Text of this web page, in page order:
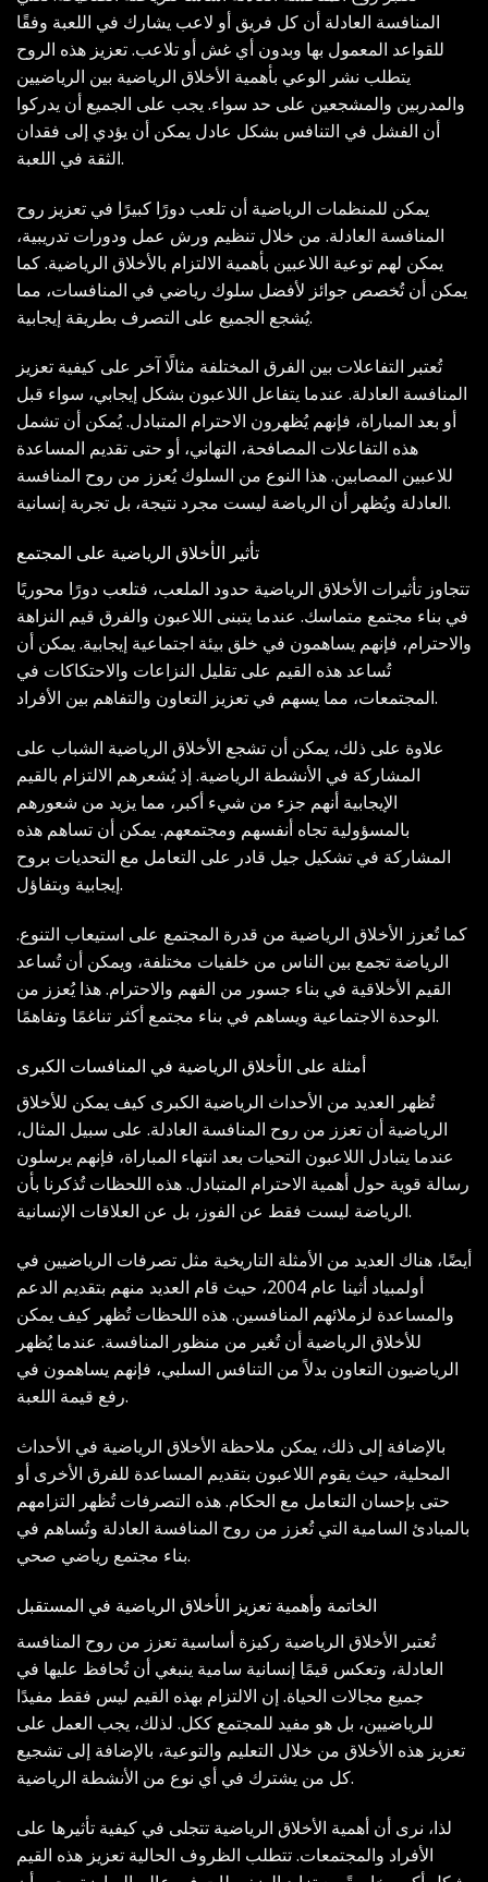
المنافسة العادلة أن كل فريق أو لاعب يشارك في اللعبة وفقًا
للقواعد المعمول بها وبدون أي غش أو تلاعب. تعزيز هذه الروح
يتطلب نشر الوعي بأهمية الأخلاق الرياضية بين الرياضيين
والمدربين والمشجعين على حد سواء. يجب على الجميع أن يدركوا
أن الفشل في التنافس بشكل عادل يمكن أن يؤدي إلى فقدان
الثقة في اللعبة.
يمكن للمنظمات الرياضية أن تلعب دورًا كبيرًا في تعزيز روح
المنافسة العادلة. من خلال تنظيم ورش عمل ودورات تدريبية،
يمكن لهم توعية اللاعبين بأهمية الالتزام بالأخلاق الرياضية. كما
يمكن أن تُخصص جوائز لأفضل سلوك رياضي في المنافسات، مما
يُشجع الجميع على التصرف بطريقة إيجابية.
تُعتبر التفاعلات بين الفرق المختلفة مثالًا آخر على كيفية تعزيز
المنافسة العادلة. عندما يتفاعل اللاعبون بشكل إيجابي، سواء قبل
أو بعد المباراة، فإنهم يُظهرون الاحترام المتبادل. يُمكن أن تشمل
هذه التفاعلات المصافحة، التهاني، أو حتى تقديم المساعدة
للاعبين المصابين. هذا النوع من السلوك يُعزز من روح المنافسة
العادلة ويُظهر أن الرياضة ليست مجرد نتيجة، بل تجربة إنسانية.
تأثير الأخلاق الرياضية على المجتمع
تتجاوز تأثيرات الأخلاق الرياضية حدود الملعب، فتلعب دورًا محوريًا
في بناء مجتمع متماسك. عندما يتبنى اللاعبون والفرق قيم النزاهة
والاحترام، فإنهم يساهمون في خلق بيئة اجتماعية إيجابية. يمكن أن
تُساعد هذه القيم على تقليل النزاعات والاحتكاكات في
المجتمعات، مما يسهم في تعزيز التعاون والتفاهم بين الأفراد.
علاوة على ذلك، يمكن أن تشجع الأخلاق الرياضية الشباب على
المشاركة في الأنشطة الرياضية. إذ يُشعرهم الالتزام بالقيم
الإيجابية أنهم جزء من شيء أكبر، مما يزيد من شعورهم
بالمسؤولية تجاه أنفسهم ومجتمعهم. يمكن أن تساهم هذه
المشاركة في تشكيل جيل قادر على التعامل مع التحديات بروح
إيجابية وبتفاؤل.
كما تُعزز الأخلاق الرياضية من قدرة المجتمع على استيعاب التنوع.
الرياضة تجمع بين الناس من خلفيات مختلفة، ويمكن أن تُساعد
القيم الأخلاقية في بناء جسور من الفهم والاحترام. هذا يُعزز من
الوحدة الاجتماعية ويساهم في بناء مجتمع أكثر تناغمًا وتفاهمًا.
أمثلة على الأخلاق الرياضية في المنافسات الكبرى
تُظهر العديد من الأحداث الرياضية الكبرى كيف يمكن للأخلاق
الرياضية أن تعزز من روح المنافسة العادلة. على سبيل المثال،
عندما يتبادل اللاعبون التحيات بعد انتهاء المباراة، فإنهم يرسلون
رسالة قوية حول أهمية الاحترام المتبادل. هذه اللحظات تُذكرنا بأن
الرياضة ليست فقط عن الفوز، بل عن العلاقات الإنسانية.
أيضًا، هناك العديد من الأمثلة التاريخية مثل تصرفات الرياضيين في
أولمبياد أثينا عام 2004، حيث قام العديد منهم بتقديم الدعم
والمساعدة لزملائهم المنافسين. هذه اللحظات تُظهر كيف يمكن
للأخلاق الرياضية أن تُغير من منظور المنافسة. عندما يُظهر
الرياضيون التعاون بدلاً من التنافس السلبي، فإنهم يساهمون في
رفع قيمة اللعبة.
بالإضافة إلى ذلك، يمكن ملاحظة الأخلاق الرياضية في الأحداث
المحلية، حيث يقوم اللاعبون بتقديم المساعدة للفرق الأخرى أو
حتى بإحسان التعامل مع الحكام. هذه التصرفات تُظهر التزامهم
بالمبادئ السامية التي تُعزز من روح المنافسة العادلة وتُساهم في
بناء مجتمع رياضي صحي.
الخاتمة وأهمية تعزيز الأخلاق الرياضية في المستقبل
تُعتبر الأخلاق الرياضية ركيزة أساسية تعزز من روح المنافسة
العادلة، وتعكس قيمًا إنسانية سامية ينبغي أن تُحافظ عليها في
جميع مجالات الحياة. إن الالتزام بهذه القيم ليس فقط مفيدًا
للرياضيين، بل هو مفيد للمجتمع ككل. لذلك، يجب العمل على
تعزيز هذه الأخلاق من خلال التعليم والتوعية، بالإضافة إلى تشجيع
كل من يشترك في أي نوع من الأنشطة الرياضية.
لذا، نرى أن أهمية الأخلاق الرياضية تتجلى في كيفية تأثيرها على
الأفراد والمجتمعات. تتطلب الظروف الحالية تعزيز هذه القيم